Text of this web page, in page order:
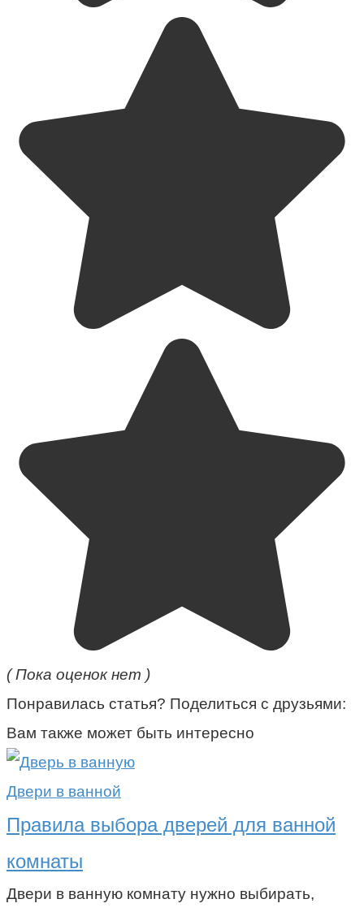
( Пока оценок нет )
Понравилась статья? Поделиться с друзьями:
Вам также может быть интересно
Двери в ванной
Правила выбора дверей для ванной
комнаты
Двери в ванную комнату нужно выбирать,